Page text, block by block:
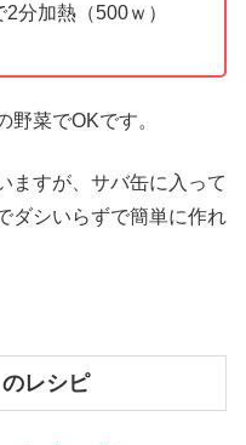
分加熱（500ｗ）
野菜でOKです。
ますが、サバ缶に入って
ダシいらずで簡単に作れ
レシピ